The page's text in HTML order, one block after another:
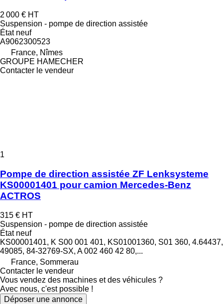
2 000 € HT
Suspension - pompe de direction assistée
Étatneuf
A9062300523
France, Nîmes
GROUPE HAMECHER
Contacter le vendeur
1
Pompe de direction assistée ZF Lenksysteme
KS00001401 pour camion Mercedes-Benz
ACTROS
315 € HT
Suspension - pompe de direction assistée
Étatneuf
KS00001401, K S00 001 401, KS01001360, S01 360, 4.64437,
49085, 84-32769-SX, A 002 460 42 80,...
France, Sommerau
Contacter le vendeur
Vous vendez des machines et des véhicules ?
Avec nous, c'est possible !
Déposer une annonce